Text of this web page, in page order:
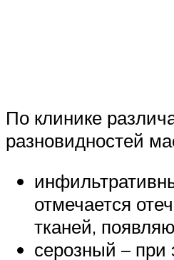
По клинике
разновидностей
отмечается
тканей,
серозный –